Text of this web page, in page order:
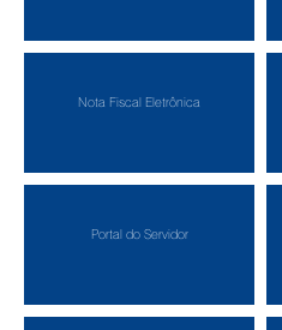
Nota Fiscal Eletrônica
Portal do Servidor